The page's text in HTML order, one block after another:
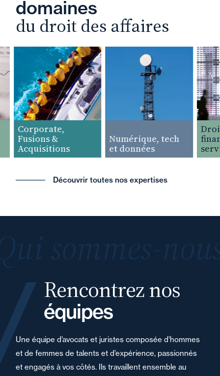
domaines
du droit des affaires
Corporate,
Fusions &
Acquisitions
Numérique, tech
et données
Droit
Découvrir toutes nos expertises
Rencontrez nos
équipes
Une équipe d’avocats et juristes composée d’hommes
et de femmes de talents et d’expérience, passionnés
et engagés à vos côtés. Ils travaillent ensemble au